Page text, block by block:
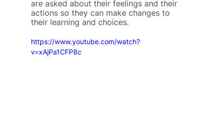
are asked about their feelings and their
actions so they can make changes to
their learning and choices.
https://www.youtube.com/watch?
v=xAjPa1CFP8c